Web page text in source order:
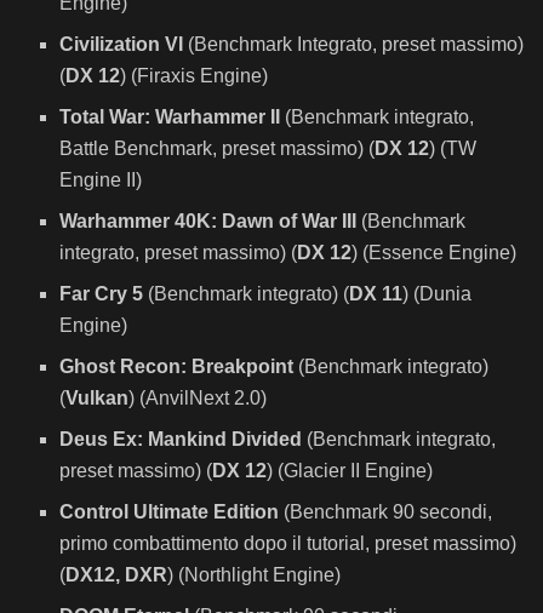
Civilization VI (Benchmark Integrato, preset massimo)
(DX 12) (Firaxis Engine)
Total War: Warhammer II
(Benchmark integrato,
Battle Benchmark, preset massimo) (DX 12) (TW
Engine II)
Warhammer 40K: Dawn of War III
(Benchmark
integrato, preset massimo) (DX 12) (Essence Engine)
Far Cry 5 (Benchmark integrato) (DX 11) (Dunia
Engine)
Ghost Recon: Breakpoint (Benchmark integrato)
(Vulkan) (AnvilNext 2.0)
Deus Ex: Mankind Divided (Benchmark integrato,
preset massimo) (DX 12) (Glacier II Engine)
Control Ultimate Edition (Benchmark 90 secondi,
primo combattimento dopo il tutorial, preset massimo)
(DX12, DXR) (Northlight Engine)